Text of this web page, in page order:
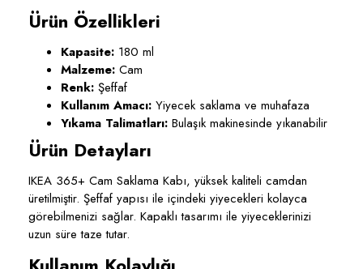
Ürün Özellikleri
Kapasite: 180 ml
Malzeme: Cam
Renk: Şeffaf
Kullanım Amacı: Yiyecek saklama ve muhafaza
Yıkama Talimatları: Bulaşık makinesinde yıkanabilir
Ürün Detayları
IKEA 365+ Cam Saklama Kabı, yüksek kaliteli camdan
üretilmiştir. Şeffaf yapısı ile içindeki yiyecekleri kolayca
görebilmenizi sağlar. Kapaklı tasarımı ile yiyeceklerinizi
uzun süre taze tutar.